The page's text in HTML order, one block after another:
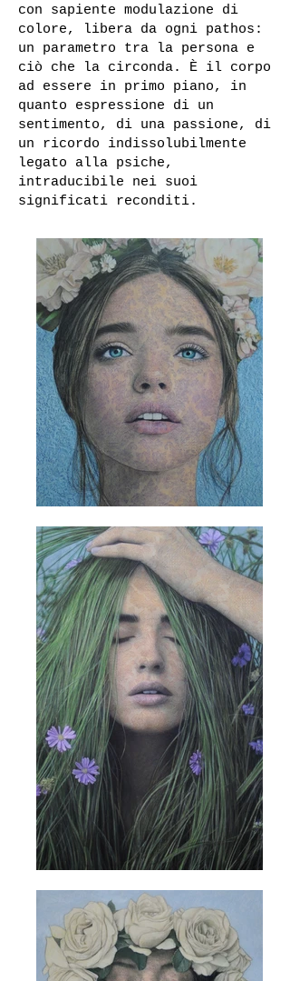
con sapiente modulazione di
colore, libera da ogni pathos:
un parametro tra la persona e
ciò che la circonda. È il corpo
ad essere in primo piano, in
quanto espressione di un
sentimento, di una passione, di
un ricordo indissolubilmente
legato alla psiche,
intraducibile nei suoi
significati reconditi.